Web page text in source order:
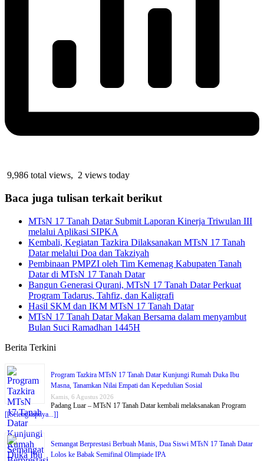
9,986 total views, 2 views today
Baca juga tulisan terkait berikut
MTsN 17 Tanah Datar Submit Laporan Kinerja Triwulan III
melalui Aplikasi SIPKA
Kembali, Kegiatan Tazkira Dilaksanakan MTsN 17 Tanah
Datar melalui Doa dan Takziyah
Pembinaan PMPZI oleh Tim Kemenag Kabupaten Tanah
Datar di MTsN 17 Tanah Datar
Bangun Generasi Qurani, MTsN 17 Tanah Datar Perkuat
Program Tadarus, Tahfiz, dan Kaligrafi
Hasil SKM dan IKM MTsN 17 Tanah Datar
MTsN 17 Tanah Datar Makan Bersama dalam menyambut
Bulan Suci Ramadhan 1445H
Berita Terkini
Program Tazkira MTsN 17 Tanah Datar Kunjungi Rumah Duka Ibu
Masna, Tanamkan Nilai Empati dan Kepedulian Sosial
Kamis, 6 Agustus 2026
Padang Luar – MTsN 17 Tanah Datar kembali melaksanakan Program
[[Selengkapnya...]]
Semangat Berprestasi Berbuah Manis, Dua Siswi MTsN 17 Tanah Datar
Lolos ke Babak Semifinal Olimpiade IPA